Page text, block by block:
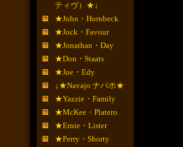
ティヴ）★↓
★John・Hornbeck
★Jock・Favour
★Jonathan・Day
★Don・Staats
★Joe・Edy
↓★Navajo ナバホ★
★Yazzie・Family
★McKee・Platero
★Ernie・Lister
★Perry・Shorty